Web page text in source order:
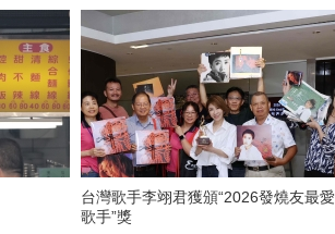
台灣歌手李翊君獲頒“2026發燒友最愛
歌手”獎